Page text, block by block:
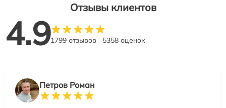
Отзывы клиентов
4.91799 отзывов 5358 оценок
Петров Роман